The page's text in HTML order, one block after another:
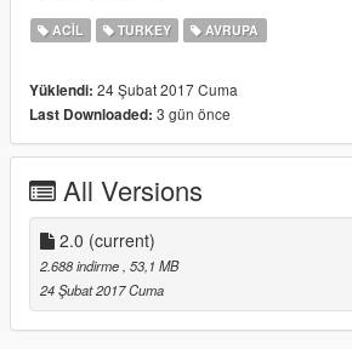
ACIL TURKEY AVRUPA
Yüklendi: 24 Şubat 2017 Cuma
Last Downloaded: 3 gün önce
All Versions
2.0 (current)
2.688 indirme , 53,1 MB
24 Şubat 2017 Cuma